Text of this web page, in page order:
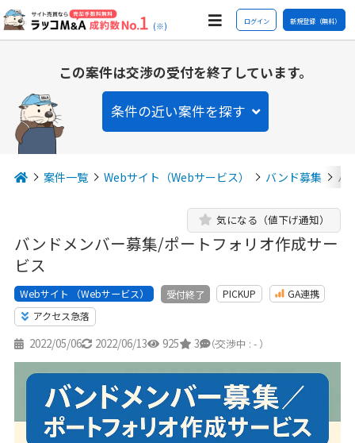
(※) ログイン 新規登録（無料）
この案件は交渉の受付を終了しています。
条件の近い案件を探す
案件一覧 Webサイト（Webサービス） バンド募集 バ
バンドメンバー募集/ポートフォリオ作成サー
ビス
気になる（値下げ通知）
Webサイト （Webサービス） 受付終了 PICKUP
GA連携
アクセス急落
2022/05/06 2022/06/13 925 3 -
（交渉中 : - ）